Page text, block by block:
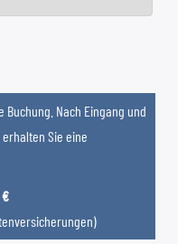
Nach Eingang und
Sie eine
€